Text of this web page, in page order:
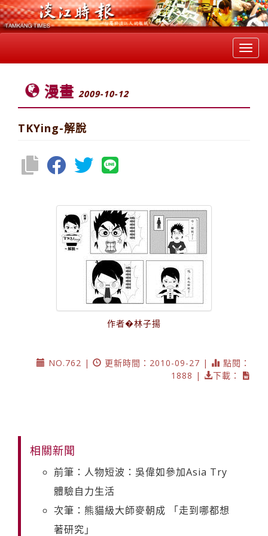
漫畫 2009-10-12
TKYing-解脫
作者�林子揚
NO.762 | 更新時間：2010-09-27 |
點閱：
1888 |
下載：
相關新聞
前筆：人物短波：吳偉如參加Asia Try
體驗自力生活
次筆：熊貓級大師麥朝成 「走到哪都想
著研究」